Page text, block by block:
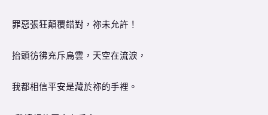
罪惡張狂顛覆錯對，祢未允許！
抬頭彷彿充斥烏雲，天空在流淚，
我都相信平安是藏於祢的手裡。